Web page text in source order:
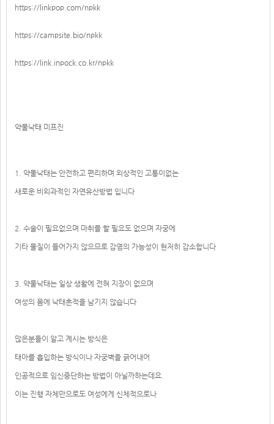
https://linkpop.com/npkk
https://campsite.bio/npkk
https://link.inpock.co.kr/npkk
약물낙태 미프진
1. 약물낙태는 안전하고 편리하며 외상적인 고통이없는
새로운 비외과적인 자연유산방법 입니다
2. 수술이 필요없으며 마취를 할 필요도 없으며 자궁에
기타 물질이 들어가지 않으므로 감염의 가능성이 현저히 감소합니다
3. 약물낙태는 일상 생활에 전혀 지장이 없으며
여성의 몸에 낙태흔적을 남기지 않습니다
많은분들이 알고 계시는 방식은
태아를 흡입하는 방식이나 자궁벽을 긁어내어
인공적으로 임신중단하는 방법이 아닐까하는데요.
이는 진행 자체만으로도 여성에게 신체적으로나